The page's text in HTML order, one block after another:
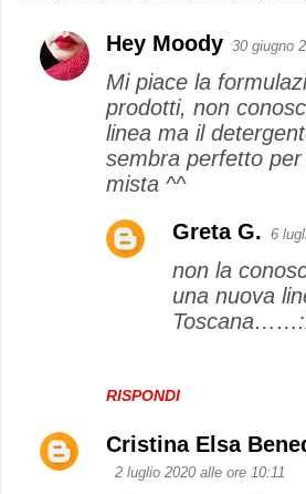
C
Hey Moody 30 giugno
Mi piace la
prodotti, non
linea ma il
sembra perfetto
mista ^^
RISPONDI
Greta G. 6
non la
una nuova
Cristina Elsa
2 luglio 2020 alle ore 10:11